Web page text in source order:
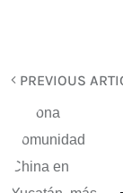
PREVIOUS